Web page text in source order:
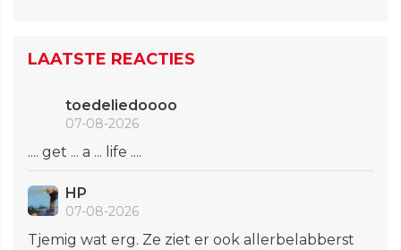
LAATSTE REACTIES
toedeliedoooo
07-08-2026
.... get ... a ... life ....
HP
07-08-2026
Tjemig wat erg. Ze ziet er ook allerbelabberst